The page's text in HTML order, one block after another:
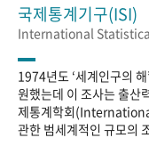
국제통계기구(ISI)
International
1974년도 ‘세계인구의
원했는데 이 조사는 출산
제통계학회
관한 범세계적인 규모의